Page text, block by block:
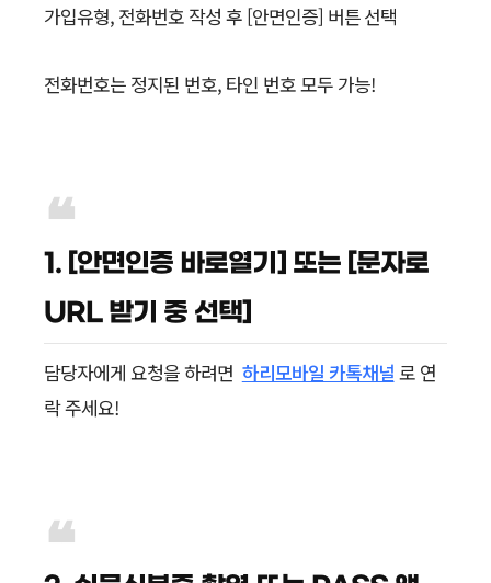
가입유형, 전화번호 작성 후 [안면인증] 버튼 선택
전화번호는 정지된 번호, 타인 번호 모두 가능!
1. [안면인증 바로열기] 또는 [문자로
URL 받기 중 선택]
담당자에게 요청을 하려면 하리모바일 카톡채널 로 연
락 주세요!